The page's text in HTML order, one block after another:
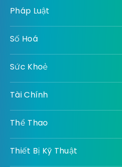
Pháp Luật
Số Hoá
Sức Khoẻ
Tài Chính
Thể Thao
Thiết Bị Kỹ Thuật